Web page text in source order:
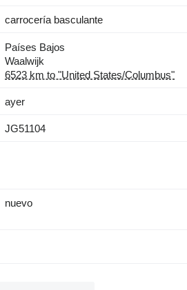
carrocería basculante
Países Bajos
Waalwijk
6523 km to "United States/Columbus"
ayer
JG51104
nuevo